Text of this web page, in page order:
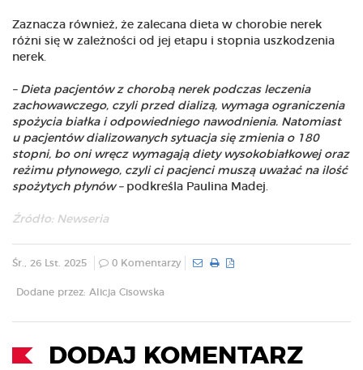
Zaznacza również, że zalecana dieta w chorobie nerek
różni się w zależności od jej etapu i stopnia uszkodzenia
nerek.
– Dieta pacjentów z chorobą nerek podczas leczenia
zachowawczego, czyli przed dializą, wymaga ograniczenia
spożycia białka i odpowiedniego nawodnienia. Natomiast
u pacjentów dializowanych sytuacja się zmienia o 180
stopni, bo oni wręcz wymagają diety wysokobiałkowej oraz
reżimu płynowego, czyli ci pacjenci muszą uważać na ilość
spożytych płynów –podkreśla Paulina Madej.
Źródło: Newseria
Śr., 26 Lst. 2025 0 Komentarzy
Dodane przez: Alicja Cisowska
DODAJ KOMENTARZ